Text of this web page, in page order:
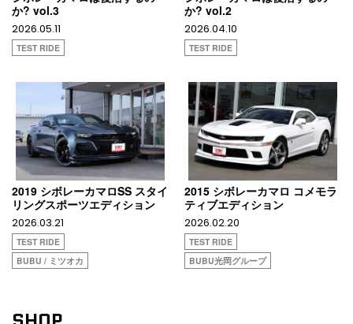
か? vol.3
2026.05.11
TEST RIDE
か? vol.2
2026.04.10
TEST RIDE
2019 シボレーカマロSS スタイ
リングスポーツエディション
2026.03.21
TEST RIDE
BUBU / ミツオカ
2015 シボレーカマロ コメモラ
ティブエディション
2026.02.20
TEST RIDE
BUBU光岡グループ